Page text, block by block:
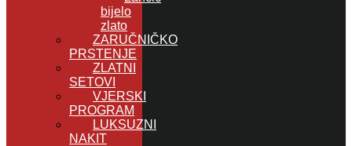
bijelo
zlato
ZARUČNIČKO
PRSTENJE
ZLATNI
SETOVI
VJERSKI
PROGRAM
LUKSUZNI
NAKIT